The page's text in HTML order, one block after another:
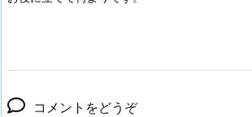
コメントをどうぞ